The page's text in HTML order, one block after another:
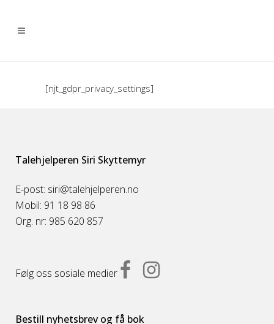
[njt_gdpr_privacy_settings]
Talehjelperen Siri Skyttemyr
E-post: siri@talehjelperen.no
Mobil: 91 18 98 86
Org. nr: 985 620 857
Følg oss sosiale medier
Bestill nyhetsbrev og få bok